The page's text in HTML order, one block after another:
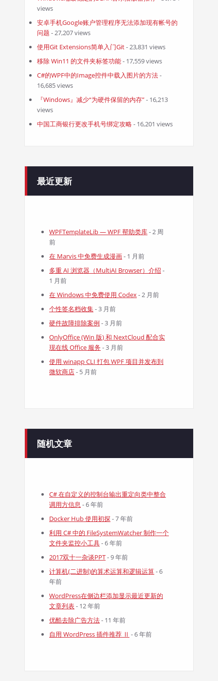
views
安卓手机Google账户管理程序无法添加现有帐号的
问题 - 27,207 views
使用Git Extensions简单入门Git- 23,831 views
移除 Win11 的文件夹标签功能- 17,559 views
C#的WPF中的Image控件中载入图片的方法-
16,685 views
『Windows』减少“为硬件保留的内存”- 16,213
views
中国工商银行更改手机号绑定攻略 - 16,201 views
最近更新
WPFTemplateLib — WPF 帮助类库- 2 周
前
在 Marvis 中免费生成漫画- 1 月前
多重 AI 浏览器（MultiAI Browser）介绍 -
1 月前
在 Windows 中免费使用 Codex- 2 月前
个性签名档收集- 3 月前
硬件故障排除案例 - 3 月前
OnlyOffice (Win 版) 和 NextCloud 配合实
现在线 Office 服务 - 3 月前
使用 winapp CLI 打包 WPF 项目并发布到
微软商店- 5 月前
随机文章
C# 在自定义的控制台输出重定向类中整合
调用方信息 - 6 年前
Docker Hub 使用初探- 7 年前
利用 C# 中的 FileSystemWatcher 制作一个
文件夹监控小工具- 6 年前
2017双十一杂谈PPT- 9 年前
计算机(二进制)的算术运算和逻辑运算- 6
年前
WordPress在侧边栏添加显示最近更新的
文章列表- 12 年前
优酷去除广告方法- 11 年前
自用 WordPress 插件推荐 Ⅱ - 6 年前